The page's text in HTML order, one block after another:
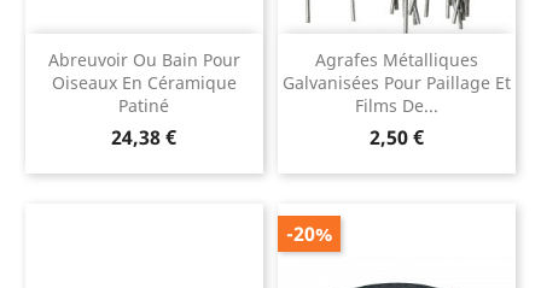
Abreuvoir Ou Bain Pour
Oiseaux En Céramique
Patiné
Prix
24,38 €
Agrafes Métalliques
Galvanisées Pour Paillage Et
Films De...
Prix
2,50 €
-20%